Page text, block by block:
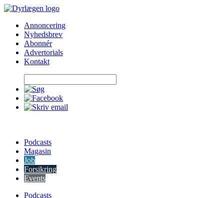
Skip
contentAnnoncering
Nyhedsbrev
Abonnér
Advertorials
Kontakt
Podcasts
Magasin
Job
Forsikring
Events
Podcasts